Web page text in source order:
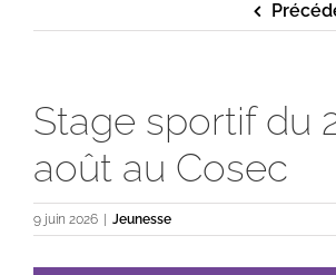
Stage sportif du
août au Cosec
9 juin 2026 Jeunesse